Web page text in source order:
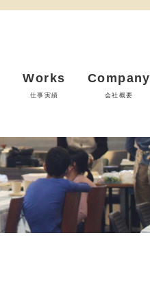
Works
仕事実績
Company
会社概要